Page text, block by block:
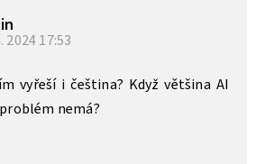
202417:53
vyřeší i čeština? Když většina AI
nemá?